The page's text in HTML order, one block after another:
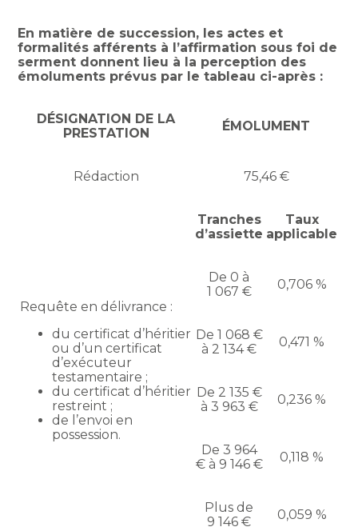
En matière de succession, les actes et
formalités afférents à l’affirmation sous foi de
serment donnent lieu à la perception des
émoluments prévus par le tableau ci-après :
DÉSIGNATION DE LA
PRESTATION
ÉMOLUMENT
Rédaction 75,46 €
Requête en délivrance :
du certificat d’héritier
ou d’un certificat
d’exécuteur
testamentaire ;
du certificat d’héritier
restreint ;
de l’envoi en
possession.
Tranches
d’assiette
Taux
applicable
De 0 à
1 067 €
0,706 %
De 1 068 €
à 2 134 €
0,471 %
De 2 135 €
à 3 963 €
0,236 %
De 3 964
€ à 9 146 €
0,118 %
Plus de
9 146 €
0,059 %